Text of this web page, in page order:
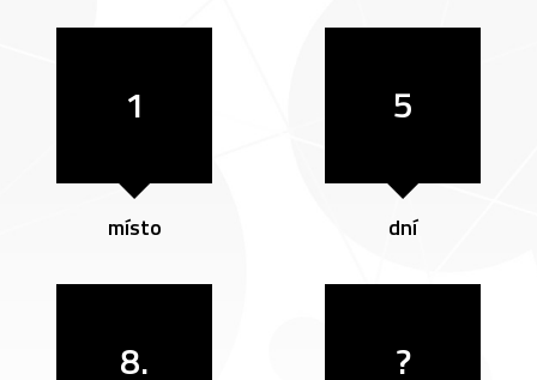
1
místo
5
dní
8. ?